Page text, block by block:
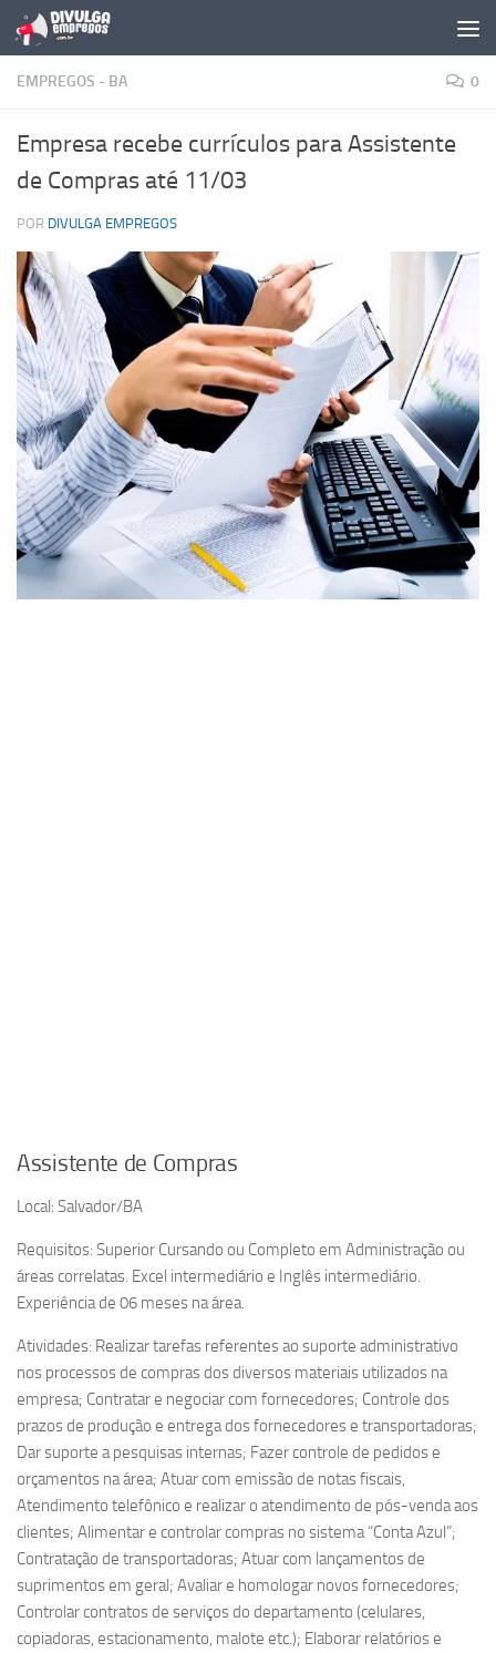
Skip to content
EMPREGOS - BA 0
Empresa recebe currículos para Assistente
de Compras até 11/03
POR DIVULGA EMPREGOS
Assistente de Compras
Local: Salvador/BA
Requisitos: Superior Cursando ou Completo em Administração ou
áreas correlatas. Excel intermediário e Inglês intermediário.
Experiência de 06 meses na área.
Atividades: Realizar tarefas referentes ao suporte administrativo
nos processos de compras dos diversos materiais utilizados na
empresa; Contratar e negociar com fornecedores; Controle dos
prazos de produção e entrega dos fornecedores e transportadoras;
Dar suporte a pesquisas internas; Fazer controle de pedidos e
orçamentos na área; Atuar com emissão de notas fiscais,
Atendimento telefônico e realizar o atendimento de pós-venda aos
clientes; Alimentar e controlar compras no sistema “Conta Azul”;
Contratação de transportadoras; Atuar com lançamentos de
suprimentos em geral; Avaliar e homologar novos fornecedores;
Controlar contratos de serviços do departamento (celulares,
copiadoras, estacionamento, malote etc.); Elaborar relatórios e